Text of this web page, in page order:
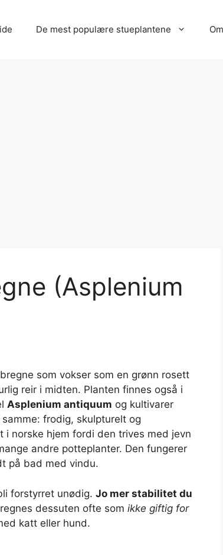
De mest populære stueplantene
(Asplenium
som vokser som en grønn rosett
reir i midten. Planten finnes også i
Asplenium antiquum og kultivarer
frodig, skulpturelt og
i norske hjem fordi den trives med jevn
andre potteplanter. Den fungerer
på bad med vindu.
forstyrret unødig. Jo mer stabilitet du
dessuten ofte som ikke giftig for
katt eller hund.